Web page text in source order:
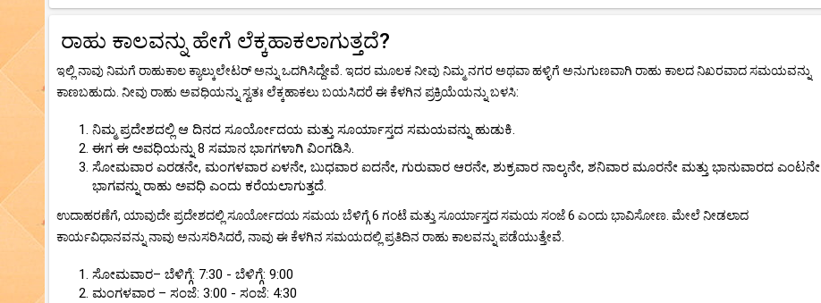
ರಾಹು ಕಾಲವನ್ನು ಹೇಗೆ ಲೆಕ್ಕಹಾಕಲಾಗುತ್ತದೆ?
ಇಲ್ಲಿ ನಾವು ನಿಮಗೆ ರಾಹುಕಾಲ ಕ್ಯಾಲ್ಕುಲೇಟರ್ ಅನ್ನು ಒದಗಿಸಿದ್ದೇವೆ. ಇದರ ಮೂಲಕ ನೀವು ನಿಮ್ಮ ನಗರ ಅಥವಾ ಹಳ್ಳಿಗೆ ಅನುಗುಣವಾಗಿ ರಾಹು ಕಾಲದ ನಿಖರವಾದ ಸಮಯವನ್ನು
ಕಾಣಬಹುದು. ನೀವು ರಾಹು ಅವಧಿಯನ್ನು ಸ್ವತಃ ಲೆಕ್ಕಹಾಕಲು ಬಯಸಿದರೆ ಈ ಕೆಳಗಿನ ಪ್ರಕ್ರಿಯೆಯನ್ನು ಬಳಸಿ:
ನಿಮ್ಮ ಪ್ರದೇಶದಲ್ಲಿ ಆ ದಿನದ ಸೂರ್ಯೋದಯ ಮತ್ತು ಸೂರ್ಯಾಸ್ತದ ಸಮಯವನ್ನು ಹುಡುಕಿ.
ಈಗ ಈ ಅವಧಿಯನ್ನು 8 ಸಮಾನ ಭಾಗಗಳಾಗಿ ವಿಂಗಡಿಸಿ.
ಸೋಮವಾರ ಎರಡನೇ, ಮಂಗಳವಾರ ಏಳನೇ, ಬುಧವಾರ ಐದನೇ, ಗುರುವಾರ ಆರನೇ, ಶುಕ್ರವಾರ ನಾಲ್ಕನೇ, ಶನಿವಾರ ಮೂರನೇ ಮತ್ತು ಭಾನುವಾರದ ಎಂಟನೇ
ಭಾಗವನ್ನು ರಾಹು ಅವಧಿ ಎಂದು ಕರೆಯಲಾಗುತ್ತದೆ.
ಉದಾಹರಣೆಗೆ, ಯಾವುದೇ ಪ್ರದೇಶದಲ್ಲಿ ಸೂರ್ಯೋದಯ ಸಮಯ ಬೆಳಿಗ್ಗೆ 6 ಗಂಟೆ ಮತ್ತು ಸೂರ್ಯಾಸ್ತದ ಸಮಯ ಸಂಜೆ 6 ಎಂದು ಭಾವಿಸೋಣ. ಮೇಲೆ ನೀಡಲಾದ
ಕಾರ್ಯವಿಧಾನವನ್ನು ನಾವು ಅನುಸರಿಸಿದರೆ, ನಾವು ಈ ಕೆಳಗಿನ ಸಮಯದಲ್ಲಿ ಪ್ರತಿದಿನ ರಾಹು ಕಾಲವನ್ನು ಪಡೆಯುತ್ತೇವೆ.
ಸೋಮವಾರ– ಬೆಳಿಗ್ಗೆ: 7:30 - ಬೆಳಿಗ್ಗೆ: 9:00
ಮಂಗಳವಾರ – ಸಂಜೆ: 3:00 - ಸಂಜೆ: 4:30